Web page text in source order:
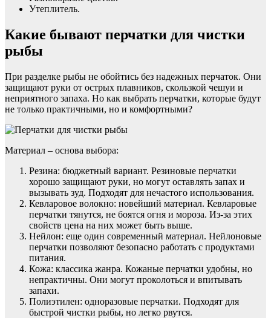
Утеплитель.
Какие бывают перчатки для чистки
рыбы
При разделке рыбы не обойтись без надежных перчаток. Они
защищают руки от острых плавников, скользкой чешуи и
неприятного запаха. Но как выбрать перчатки, которые будут
не только практичными, но и комфортными?
Материал – основа выбора:
Резина: бюджетный вариант. Резиновые перчатки
хорошо защищают руки, но могут оставлять запах и
вызывать зуд. Подходят для нечастого использования.
Кевларовое волокно: новейший материал. Кевларовые
перчатки тянутся, не боятся огня и мороза. Из-за этих
свойств цена на них может быть выше.
Нейлон: еще один современный материал. Нейлоновые
перчатки позволяют безопасно работать с продуктами
питания.
Кожа: классика жанра. Кожаные перчатки удобны, но
непрактичны. Они могут проколоться и впитывать
запахи.
Полиэтилен: одноразовые перчатки. Подходят для
быстрой чистки рыбы, но легко рвутся.